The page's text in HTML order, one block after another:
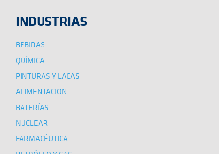
INDUSTRIAS
BEBIDAS
QUÍMICA
PINTURAS Y LACAS
ALIMENTACIÓN
BATERÍAS
NUCLEAR
FARMACÉUTICA